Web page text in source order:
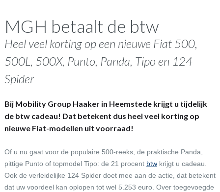
MGH betaalt de btw
Heel veel korting op een nieuwe Fiat 500,
500L, 500X, Punto, Panda, Tipo en 124
Spider
Bij Mobility Group Haaker in Heemstede krijgt u tijdelijk
de btw cadeau! Dat betekent dus heel veel korting op
nieuwe Fiat-modellen uit voorraad!
Of u nu gaat voor de populaire 500-reeks, de praktische Panda,
pittige Punto of topmodel Tipo: de 21 procent btwkrijgt u cadeau.
Ook de verleidelijke 124 Spider doet mee aan de actie, dat betekent
dat uw voordeel kan oplopen tot wel 5.253 euro. Over toegevoegde